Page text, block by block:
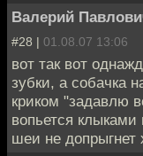
Валерий
#28 | 01.08.07 13:06
вот так вот
зубки, а собачка
криком "задавлю
вопьется
шеи не допрыгнет